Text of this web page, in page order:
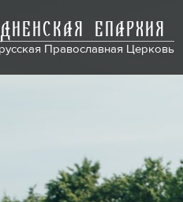
ЕПАРХИЯ
Православная Церковь